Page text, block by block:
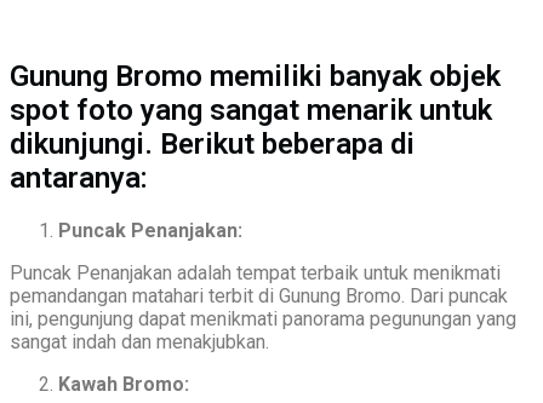
Gunung Bromo memiliki banyak objek
spot foto yang sangat menarik untuk
dikunjungi. Berikut beberapa di
antaranya:
Puncak Penanjakan:
Puncak Penanjakan adalah tempat terbaik untuk menikmati
pemandangan matahari terbit di Gunung Bromo. Dari puncak
ini, pengunjung dapat menikmati panorama pegunungan yang
sangat indah dan menakjubkan.
Kawah Bromo: